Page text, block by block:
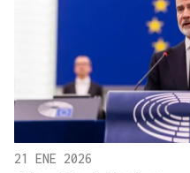
21 ENE 2026